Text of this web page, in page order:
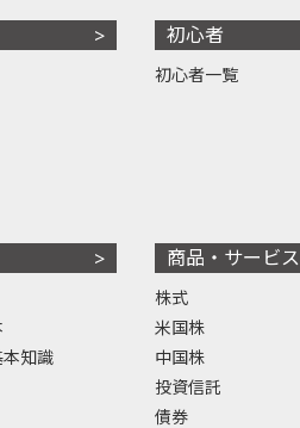
初心者
初心者一覧
知識
商品・サービス
株式
米国株
中国株
投資信託
債券